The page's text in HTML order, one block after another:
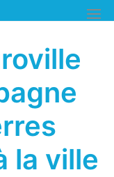
la ville